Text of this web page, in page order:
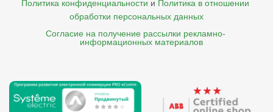
Политика конфиденциальности и Политика в отношении
обработки персональных данных
Согласие на получение рассылки рекламно-
    информационных материалов